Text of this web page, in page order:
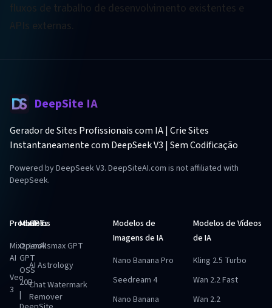
fluxos de trabalho de desenvolvimento existentes e
APIs externas.
DeepSite IA
Gerador de Sites Profissionais com IA | Crie Sites
Instantaneamente com DeepSeek V3 | Sem Codificação
Powered by DeepSeek V3. DeepSiteAI.com is not affiliated with
DeepSeek.
Produtos
Mixz
AI
Veo
3
Modelos
OpenAI
GPT
OSS
20B
|
GPTs
Looksmax GPT
AI Astrology
Chat Watermark
Remover
Modelos de
Imagens de IA
Nano Banana Pro
Seedream 4
Nano Banana
Modelos de Vídeos
de IA
Kling 2.5 Turbo
Wan 2.2 Fast
Wan 2.2